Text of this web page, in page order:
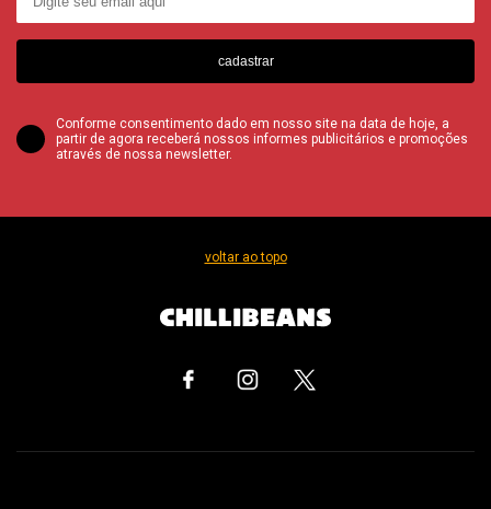
cadastrar
Conforme consentimento dado em nosso site na data de hoje, a
partir de agora receberá nossos informes publicitários e promoções
através de nossa newsletter.
voltar ao topo